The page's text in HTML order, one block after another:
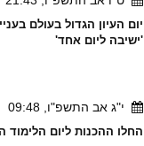
יום העיון הגדול בעולם
'ישיבה ליום אחד'
י"ג אב התשפ"ו, 09:48
החלו ההכנות ליום הלימוד